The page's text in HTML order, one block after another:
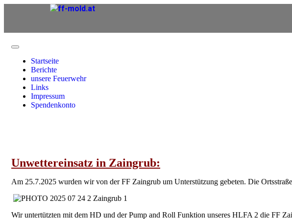
Startseite
Berichte
unsere Feuerwehr
Links
Impressum
Spendenkonto
Unwettereinsatz in Zaingrub:
Am 25.7.2025 wurden wir von der FF Zaingrub um Unterstützung gebeten. Die
Wir untertützten mit dem HD und der Pump and Roll Funktion unseres HLFA 2 die FF